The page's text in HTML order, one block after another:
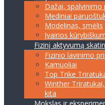
Dažai, spalvinimo
Mediniai
Modelinas, smėlis
Įvairios
Fizinį aktyvumą
Fizinio lavinimo
Kamuoliai
Top Trike
Winther
kita
Mokslas ir